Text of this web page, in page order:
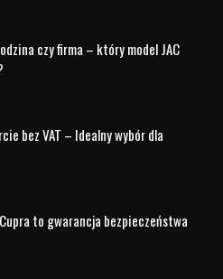
Matching, aktywny wydech i
wydawać
celu wyjaśnienie powszechnie
opisywaniu samochodów N
zrozumieć wyróżniające i
o wysokich osiągach.